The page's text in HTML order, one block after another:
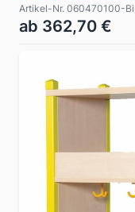
Artikel-Nr. 060470100-
ab 362,70 €